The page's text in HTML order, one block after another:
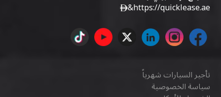
https://quicklease.ae
&
تأجير السيارات شهرياً
سياسة الخصوصية